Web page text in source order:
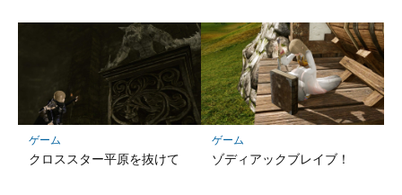
ゲーム
クロススター平原を抜けて
ゲーム
ゾディアックブレイブ！